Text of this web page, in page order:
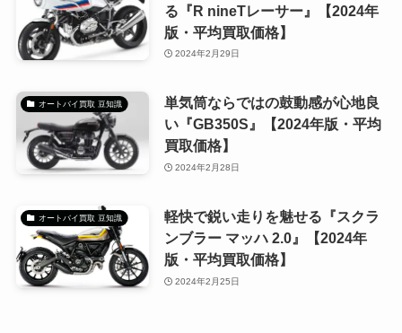
る『R nineTレーサー』【2024年
版・平均買取価格】
2024年2月29日
オートバイ買取 豆知識
単気筒ならではの鼓動感が心地良
い『GB350S』【2024年版・平均
買取価格】
2024年2月28日
オートバイ買取 豆知識
軽快で鋭い走りを魅せる『スクラ
ンブラー マッハ 2.0』【2024年
版・平均買取価格】
2024年2月25日